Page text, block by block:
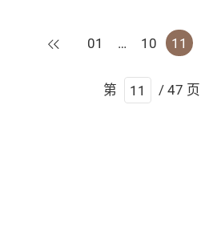
上一页
01 … 10 11
第 / 47 页